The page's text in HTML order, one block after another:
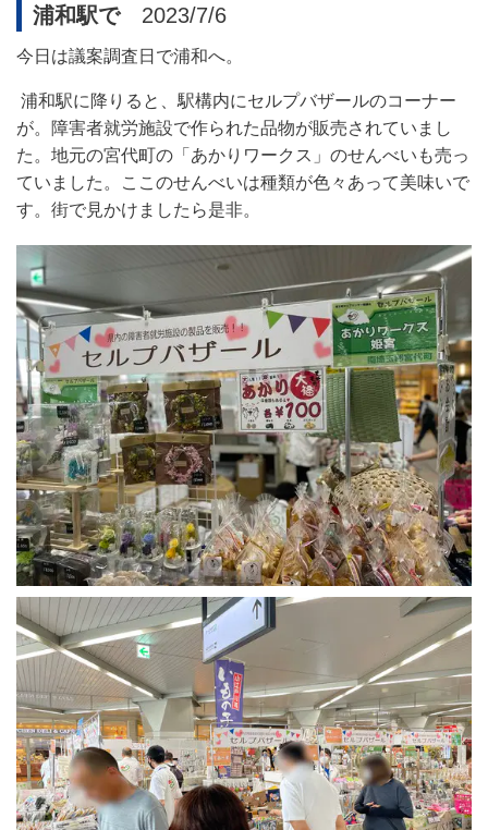
浦和駅で2023/7/6
今日は議案調査日で浦和へ。
浦和駅に降りると、駅構内にセルプバザールのコーナー
が。障害者就労施設で作られた品物が販売されていまし
た。地元の宮代町の「あかりワークス」のせんべいも売っ
ていました。
ここのせんべいは種類が色々あって美味いで
す。街で見かけましたら是非。